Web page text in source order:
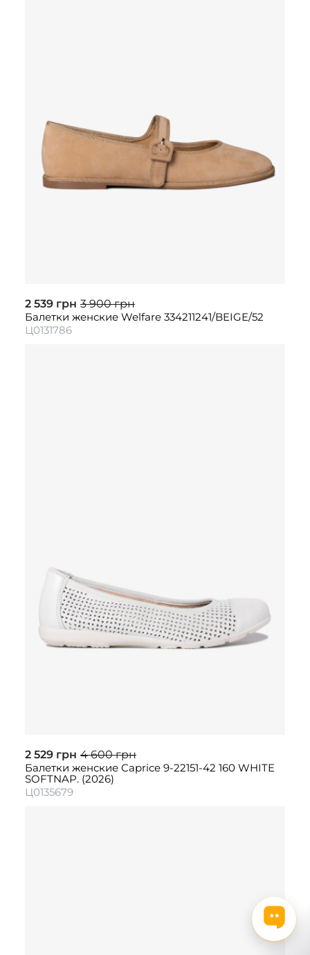
2 539 грн 3 900 грн
Балетки женские Welfare 334211241/BEIGE/52
Ц0131786
2 529 грн 4 600 грн
Балетки женские Caprice 9-22151-42 160 WHITE
SOFTNAP. (2026)
Ц0135679